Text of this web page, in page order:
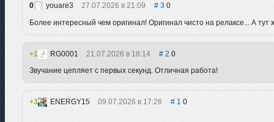
0 youare3 27.07.2026 в 21:09 30
Более интересный чем оригинал! Оригинал чисто на релаксе... А тут
1 RG0001 21.07.2026 в 18:14 2 0
Звучание цепляет с первых секунд. Отличная работа!
3 ENERGY15 09.07.2026 в 17:26 1 0